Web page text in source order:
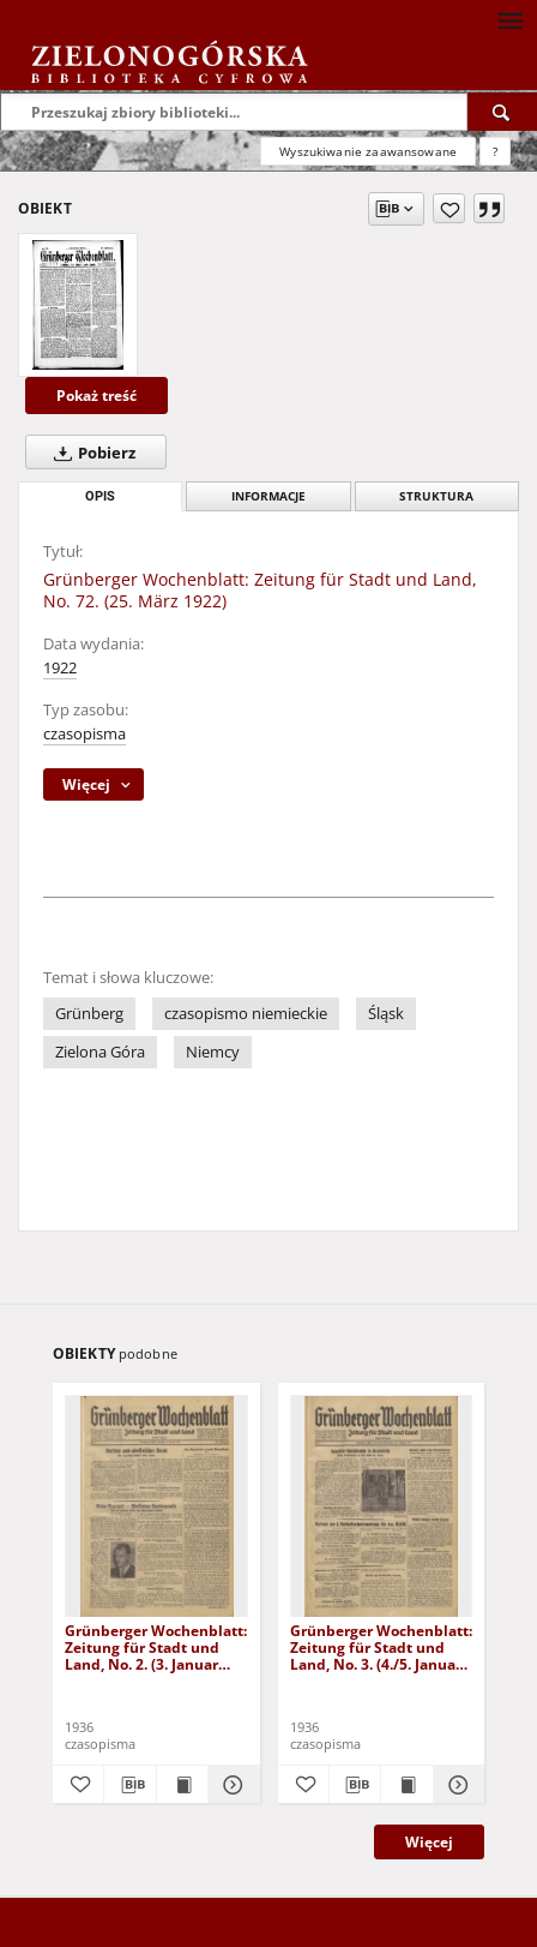
Wyszukiwanie zaawansowane ?
OBIEKT
Pokaż treść
Pobierz
OPIS INFORMACJE STRUKTURA
Tytuł:
Grünberger Wochenblatt: Zeitung für Stadt und Land,
No. 72. (25. März 1922)
Data wydania:
1922
Typ zasobu:
czasopisma
Więcej
Temat i słowa kluczowe:
Grünberg
czasopismo niemieckie
Śląsk
Zielona Góra
Niemcy
OBIEKTY podobne
Grünberger Wochenblatt:
Zeitung für Stadt und
Land, No. 2. (3. Januar
1936
czasopisma
Grünberger Wochenblatt:
Zeitung für Stadt und
Land, No. 3. (4./5. Januar
1936
czasopisma
Więcej